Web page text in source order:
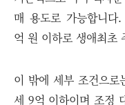
매 용도로 가능합니
억 원 이하로 생애최초
이 밖에 세부 조건으로
세 9억 이하이며 조정